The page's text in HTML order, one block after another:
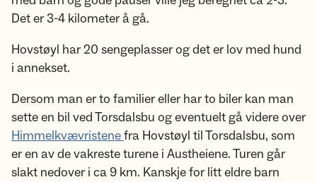
Det er 3-4 kilometer å gå.
Hovstøyl har 20 sengeplasser og det er lov med hund
i annekset.
Dersom man er to familier eller har to biler kan man
sette en bil ved Torsdalsbu og eventuelt gå videre over
Himmelkvævristenefra Hovstøyl til Torsdalsbu, som
er en av de vakreste turene i Austheiene. Turen går
slakt nedover i ca 9 km. Kanskje for litt eldre barn